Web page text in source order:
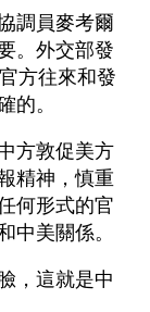
調員麥考爾
。外交部發
方往來和發
的。
方敦促美方
精神，慎重
何形式的官
中美關係。
，這就是中